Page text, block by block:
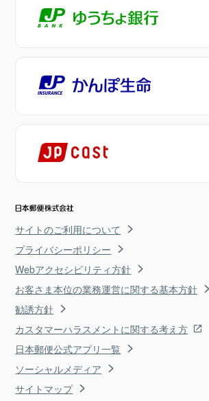
サイトのご利用について
プライバシーポリシー
Webアクセシビリティ方針
お客さま本位の業務運営に関する基本方針
勧誘方針
カスタマーハラスメントに関する考え方
日本郵便公式アプリ一覧
ソーシャルメディア
サイトマップ